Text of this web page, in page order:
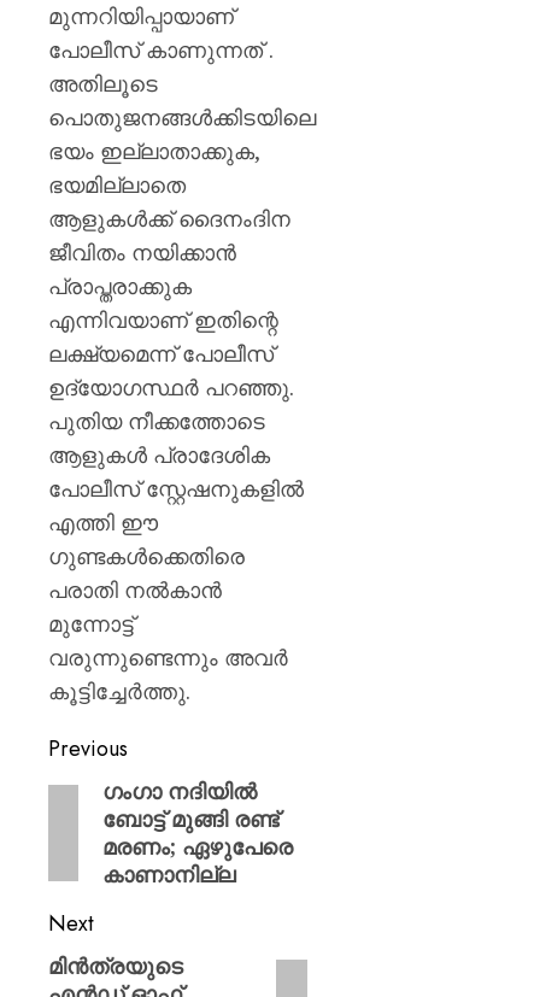
മുന്നറിയിപ്പായാണ്
പോലീസ് കാണുന്നത് .
അതിലൂടെ
പൊതുജനങ്ങൾക്കിടയിലെ
ഭയം ഇല്ലാതാക്കുക,
ഭയമില്ലാതെ
ആളുകൾക്ക് ദൈനംദിന
ജീവിതം നയിക്കാൻ
പ്രാപ്തരാക്കുക
എന്നിവയാണ് ഇതിന്റെ
ലക്ഷ്യമെന്ന് പോലീസ്
ഉദ്യോഗസ്ഥർ പറഞ്ഞു.
പുതിയ നീക്കത്തോടെ
ആളുകൾ പ്രാദേശിക
പോലീസ് സ്റ്റേഷനുകളിൽ
എത്തി ഈ
ഗുണ്ടകൾക്കെതിരെ
പരാതി നൽകാൻ
മുന്നോട്ട്
വരുന്നുണ്ടെന്നും അവർ
കൂട്ടിച്ചേർത്തു.
Previous
ഗംഗാ നദിയില്‍
ബോട്ട് മുങ്ങി രണ്ട്
മരണം; ഏഴുപേരെ
കാണാനില്ല
Next
മിൻത്രയുടെ